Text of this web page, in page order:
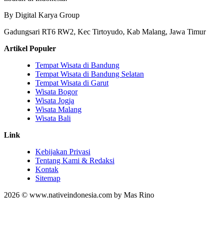
By Digital Karya Group
Gadungsari RT6 RW2, Kec Tirtoyudo, Kab Malang, Jawa Timur
Artikel Populer
Tempat Wisata di Bandung
Tempat Wisata di Bandung Selatan
Tempat Wisata di Garut
Wisata Bogor
Wisata Jogja
Wisata Malang
Wisata Bali
Link
Kebijakan Privasi
Tentang Kami & Redaksi
Kontak
Sitemap
2026 © www.nativeindonesia.com by Mas Rino